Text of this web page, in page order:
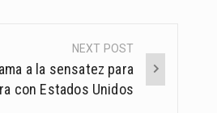
NEXT POST
a la sensatez para
con Estados Unidos